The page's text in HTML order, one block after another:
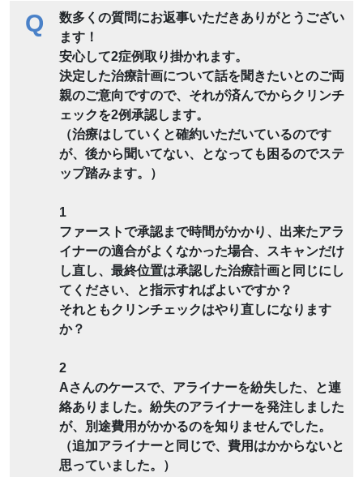
Q
数多くの質問にお返事いただきありがとうござい
ます！
安心して2症例取り掛かれます。
決定した治療計画について話を聞きたいとのご両
親のご意向ですので、それが済んでからクリンチ
ェックを2例承認します。
（治療はしていくと確約いただいているのです
が、後から聞いてない、となっても困るのでステ
ップ踏みます。）
1
ファーストで承認まで時間がかかり、出来たアラ
イナーの適合がよくなかった場合、スキャンだけ
し直し、最終位置は承認した治療計画と同じにし
てください、と指示すればよいですか？
それともクリンチェックはやり直しになります
か？
2
Aさんのケースで、アライナーを紛失した、と連
絡ありました。紛失のアライナーを発注しました
が、別途費用がかかるのを知りませんでした。
（追加アライナーと同じで、費用はかからないと
思っていました。）